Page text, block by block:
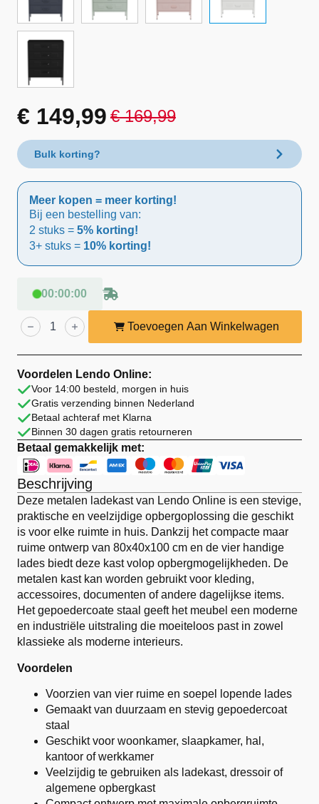
€169,99
Oorspronkelijke
prijs
was:
€ 169,99.
€ 149,99
Huidige
prijs
is:
€ 149,99.
Bulk korting?
Meer kopen = meer korting!
Bij een bestelling van:
2 stuks = 5% korting!
3+ stuks = 10% korting!
00:00:00
Lendo
Online
Ladekast
cm
Wit
aantal
Toevoegen Aan Winkelwagen
Voordelen Lendo Online:
Voor 14:00 besteld, morgen in huis
Gratis verzending binnen Nederland
Betaal achteraf met Klarna
Binnen 30 dagen gratis retourneren
Betaal gemakkelijk met:
Beschrijving
Deze metalen ladekast van Lendo Online is een stevige,
praktische en veelzijdige opbergoplossing die geschikt
is voor elke ruimte in huis. Dankzij het compacte maar
ruime ontwerp van 80x40x100 cm en de vier handige
lades biedt deze kast volop opbergmogelijkheden. De
metalen kast kan worden gebruikt voor kleding,
accessoires, documenten of andere dagelijkse items.
Het gepoedercoate staal geeft het meubel een moderne
en industriële uitstraling die moeiteloos past in zowel
klassieke als moderne interieurs.
Voordelen
Voorzien van vier ruime en soepel lopende lades
Gemaakt van duurzaam en stevig gepoedercoat
staal
Geschikt voor woonkamer, slaapkamer, hal,
kantoor of werkkamer
Veelzijdig te gebruiken als ladekast, dressoir of
algemene opbergkast